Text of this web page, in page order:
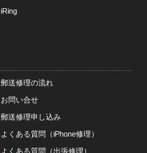
iRing
郵送修理の流れ
お問い合せ
郵送修理申し込み
よくある質問（iPhone修理）
よくある質問（出張修理）